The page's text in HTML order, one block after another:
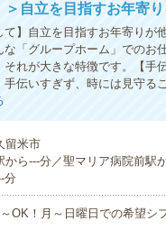
＞自立を目指すお年寄
て】自立を目指すお年寄り
な「グループホーム」での
それが大きな特徴です。【
伝いすぎず、時には見守る
留米市
から---分／聖マリア病院前駅
分
OK！月～日曜日での希望シ